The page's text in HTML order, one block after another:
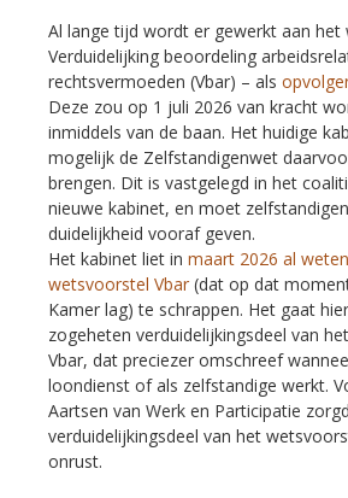
Al lange tijd wordt er gewerkt aan het
Verduidelijking beoordeling
rechtsvermoeden (Vbar) – als
Deze zou op 1 juli 2026 van kracht
inmiddels van de baan. Het huidige
mogelijk de Zelfstandigenwet
brengen. Dit is vastgelegd in het
nieuwe kabinet, en moet
duidelijkheid vooraf geven.
Het kabinet liet in maart 2026 al
wetsvoorstel Vbar (dat op dat
Kamer lag) te schrappen. Het gaat
zogeheten verduidelijkingsdeel van
Vbar, dat preciezer omschreef
loondienst of als zelfstandige werkt.
Aartsen van Werk en Participatie
verduidelijkingsdeel van het
onrust.